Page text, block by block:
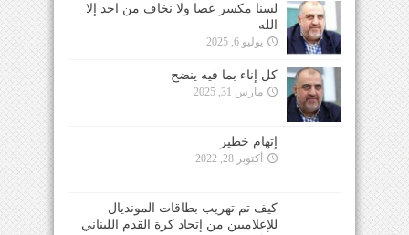
لسنا مكسر عصا ولا نخاف من احد إلا
الله
يوليو 6, 2025
كل إناء بما فيه ينضح
مارس 31, 2025
إتهام خطير
أكتوبر 28, 2022
كيف تم تهريب بطاقات المونديال
للإعلاميين من إتحاد كرة القدم اللبناني